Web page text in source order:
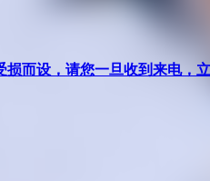
而设，请您一旦收到来电，立